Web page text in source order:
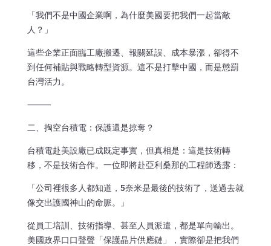
「我們不是中國企業啊，為什麼美國要把我們一起當敵
人？」
這些企業正面臨工廠搬遷、報關延誤、成本暴漲，卻得不
到任何補貼與戰略轉型資源。這不是打擊中國，而是懲罰
台灣活力。
⸻
二、掏空台積電：保護還是掠奪？
台積電赴美設廠已成既定事實，但真相是：這是技術轉
移，不是技術合作。一位即將赴亞利桑那的工程師透露：
「公司裡很多人都知道，5奈米是最後的技術了，送過去就
像交出護國神山的命脈。」
從員工培訓、技術指導、甚至人員派遣，都是單向輸出。
美國政界口口聲聲「保護晶片供應鏈」，實際卻是把我們